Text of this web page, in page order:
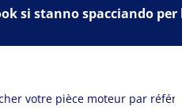
si stanno spacciando